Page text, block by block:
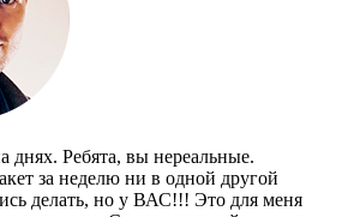
днях. Ребята, вы нереальные.
за неделю ни в одной другой
делать, но у ВАС!!! Это для меня